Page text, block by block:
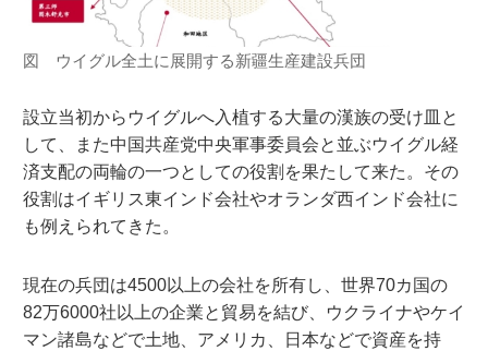
図 ウイグル全土に展開する新疆生産建設兵団
設立当初からウイグルへ入植する大量の漢族の受け皿と
して、また中国共産党中央軍事委員会と並ぶウイグル経
済支配の両輪の一つとしての役割を果たして来た。その
役割はイギリス東インド会社やオランダ西インド会社に
も例えられてきた。
現在の兵団は4500以上の会社を所有し、世界70カ国の
82万6000社以上の企業と貿易を結び、ウクライナやケイ
マン諸島などで土地、アメリカ、日本などで資産を持